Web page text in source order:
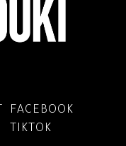
FACEBOOK
TIKTOK